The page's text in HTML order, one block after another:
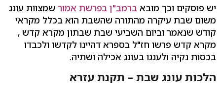
יש פוסקים וכך מובא ברמב"ן בפרשת אמור שמצוות עונג
משום שבת עיקרה מהתורה שהשבת הוא בכלל מקראי
קודש שנאמר וביום השביעי שבת שבתון מקרא קדש ,
מקרא קדש פרשו חז"ל בספרא דהיינו לקדשו ולכבדו
בכסות נקיה ולענגו בעונג אכילה ושתיה.
הלכות עונג שבת – תקנת עזרא